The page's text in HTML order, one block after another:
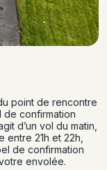
point de rencontre
de confirmation
d’un vol du matin,
21h et 22h,
de confirmation
envolée.